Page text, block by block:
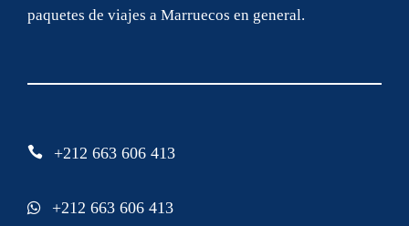
paquetes de viajes a Marruecos en general.
+212 663 606 413
+212 663 606 413